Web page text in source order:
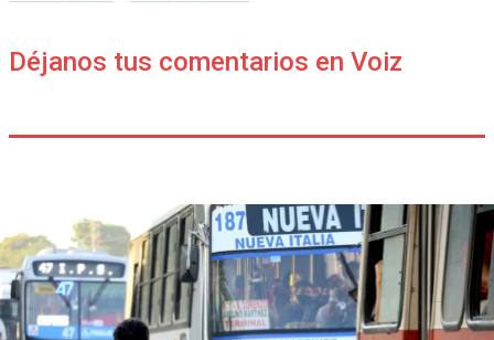
Déjanos tus comentarios en Voiz